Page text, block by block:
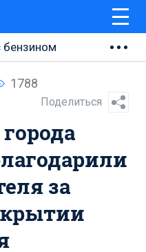
1788
Поделиться
за